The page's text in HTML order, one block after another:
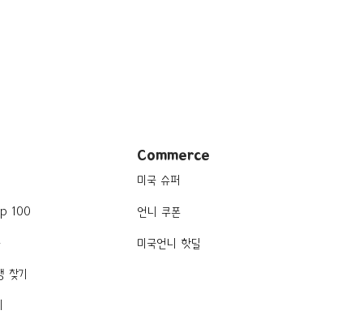
100
찾기
Commerce
미국 슈퍼
언니 쿠폰
미국언니 핫딜